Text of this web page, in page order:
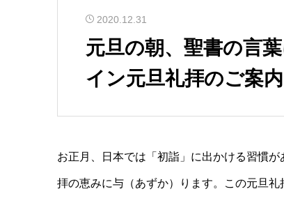
2020.12.31
元旦の朝、聖書の言
イン元旦礼拝のご案内
お正月、日本では「初詣」に出かける習慣
拝の恵みに与（あずか）ります。この元旦